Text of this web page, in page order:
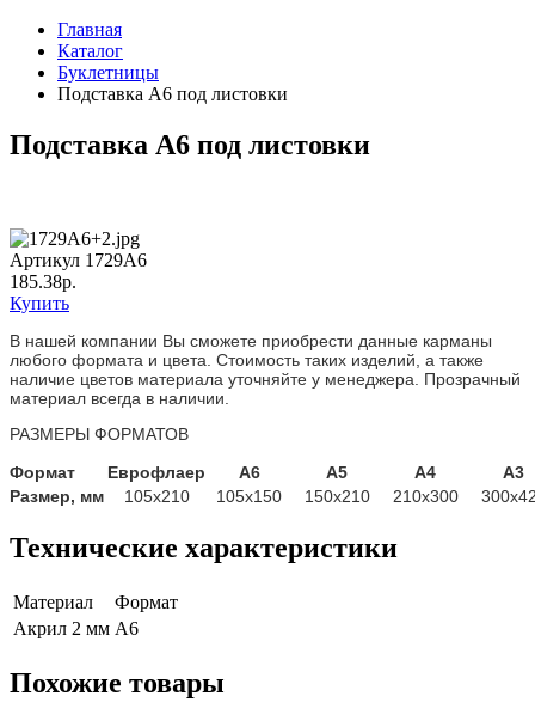
Главная
Каталог
Буклетницы
Подставка А6 под листовки
Подставка А6 под листовки
Артикул 1729А6
185.38р.
Купить
В нашей компании Вы сможете приобрести данные карманы
любого формата и цвета. Стоимость таких изделий, а также
наличие цветов материала уточняйте у менеджера. Прозрачный
материал всегда в наличии.
РАЗМЕРЫ ФОРМАТОВ
Формат
Еврофлаер А6 А5 А4
А3
Размер, мм
105х210 105х150 150х210 210х300
Технические характеристики
Материал
Формат
Акрил 2 мм А6
Похожие товары